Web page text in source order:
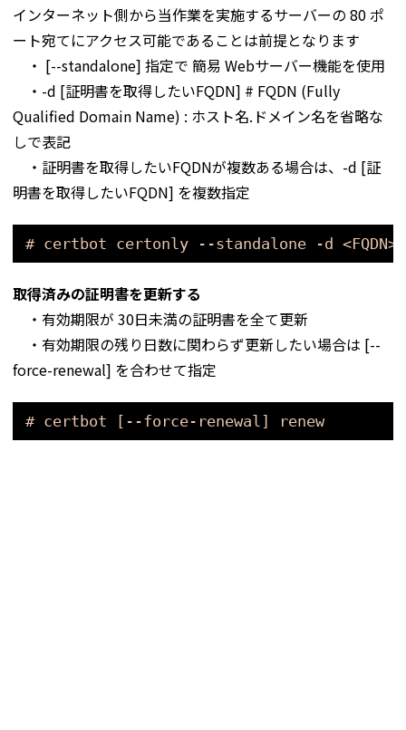
インターネット側から当作業を実施するサーバーの 80 ポ
ート宛てにアクセス可能であることは前提となります
・ [--standalone] 指定で 簡易 Webサーバー機能を使用
・-d [証明書を取得したいFQDN] # FQDN (Fully
Qualified Domain Name) : ホスト名.ドメイン名を省略な
しで表記
・証明書を取得したいFQDNが複数ある場合は、-d [証
明書を取得したいFQDN] を複数指定
# certbot certonly --standalone -d <FQDN>
取得済みの証明書を更新する
・有効期限が 30日未満の証明書を全て更新
・有効期限の残り日数に関わらず更新したい場合は [--
force-renewal] を合わせて指定
# certbot [--force-renewal] renew